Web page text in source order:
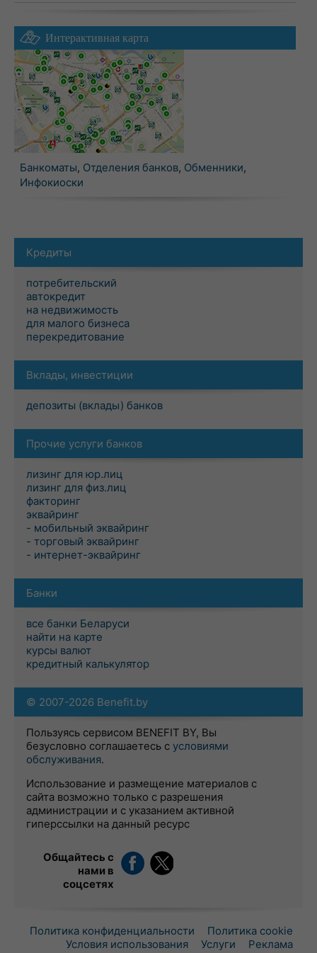
Интерактивная карта
Банкоматы, Отделения банков, Обменники,
Инфокиоски
Кредиты
потребительский
автокредит
на недвижимость
для малого бизнеса
перекредитование
Вклады, инвестиции
депозиты (вклады) банков
Прочие услуги банков
лизинг для юр.лиц
лизинг для физ.лиц
факторинг
эквайринг
- мобильный эквайринг
- торговый эквайринг
- интернет-эквайринг
Банки
все банки Беларуси
найти на карте
курсы валют
кредитный калькулятор
© 2007-2026 Benefit.by
Пользуясь сервисом BENEFIT BY, Вы
безусловно соглашаетесь с условиями
обслуживания.
Использование и размещение материалов с
сайта возможно только с разрешения
администрации и с указанием активной
гиперссылки на данный ресурс
Общайтесь с
нами в
соцсетях
Политика конфиденциальности
Политика cookie
Условия использования
Услуги
Реклама